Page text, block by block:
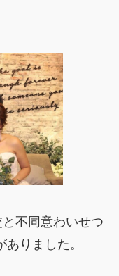
不同意わいせつ
りました。